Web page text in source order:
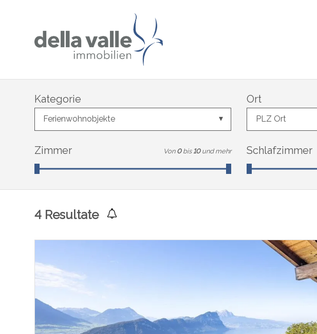
Kategorie
Ferienwohnobjekte
Ort
PLZ Ort
Zimmer Von 0 bis 10 und mehr Schlafzimmer
4 Resultate